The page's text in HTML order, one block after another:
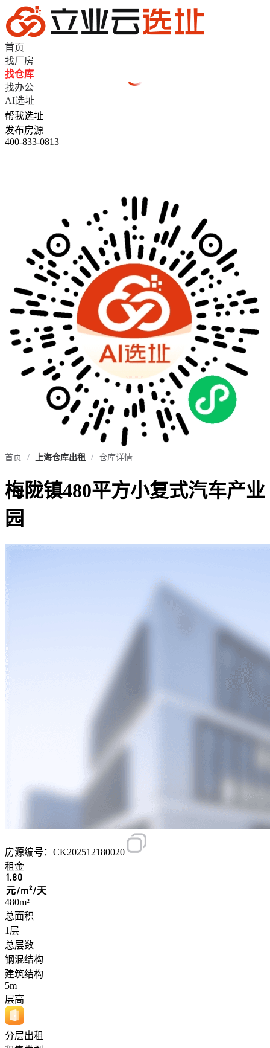
首页
找厂房
找仓库
找办公
AI选址
帮我选址
发布房源
400-833-0813
首页 / 上海仓库出租 / 仓库详情
梅陇镇480平方小复式汽车产业
园
房源编号：CK202512180020
租金
1.80
元/m²/天
480m²
总面积
1层
总层数
钢混结构
建筑结构
5m
层高
分层出租